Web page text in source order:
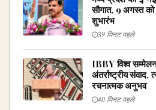
सौगात, 9 अगस्त
शुभारंभ
39 मिनट पहले
IBBY विश्व
अंतर्राष्ट्रीय
रचनात्मक अनुभव
40 मिनट पहले